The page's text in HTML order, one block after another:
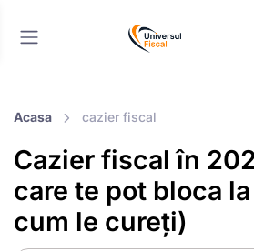
Acasa cazier fiscal
Cazier fiscal în
care te pot bloca la
cum le cureți)